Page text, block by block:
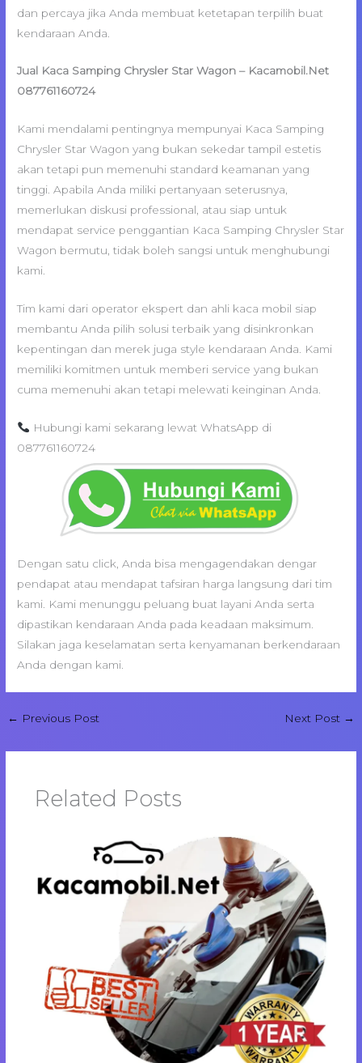
dan percaya jika Anda membuat ketetapan terpilih buat
kendaraan Anda.
Jual Kaca Samping Chrysler Star Wagon – Kacamobil.Net
087761160724
Kami mendalami pentingnya mempunyai Kaca Samping
Chrysler Star Wagon yang bukan sekedar tampil estetis
akan tetapi pun memenuhi standard keamanan yang
tinggi. Apabila Anda miliki pertanyaan seterusnya,
memerlukan diskusi professional, atau siap untuk
mendapat service penggantian Kaca Samping Chrysler Star
Wagon bermutu, tidak boleh sangsi untuk menghubungi
kami.
Tim kami dari operator ekspert dan ahli kaca mobil siap
membantu Anda pilih solusi terbaik yang disinkronkan
kepentingan dan merek juga style kendaraan Anda. Kami
memiliki komitmen untuk memberi service yang bukan
cuma memenuhi akan tetapi melewati keinginan Anda.
Hubungi kami sekarang lewat WhatsApp di
087761160724
Dengan satu click, Anda bisa mengagendakan dengar
pendapat atau mendapat tafsiran harga langsung dari tim
kami. Kami menunggu peluang buat layani Anda serta
dipastikan kendaraan Anda pada keadaan maksimum.
Silakan jaga keselamatan serta kenyamanan berkendaraan
Anda dengan kami.
← Previous Post Next Post →
Related Posts